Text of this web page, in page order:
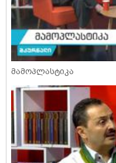
მამოპლასტიკა